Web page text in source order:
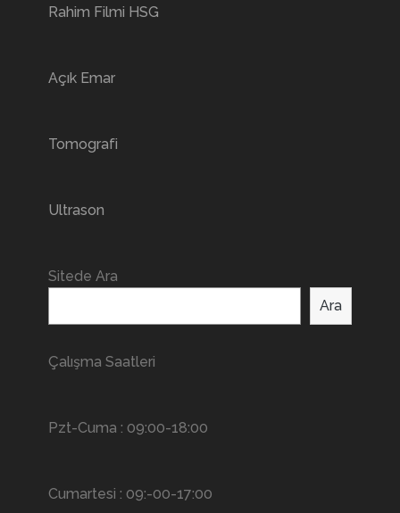
Rahim Filmi HSG
Açık Emar
Tomografi
Ultrason
Sitede Ara
Ara
Çalışma Saatleri
Pzt-Cuma : 09:00-18:00
Cumartesi : 09:-00-17:00